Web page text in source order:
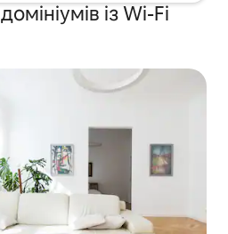
із Wi-Fi